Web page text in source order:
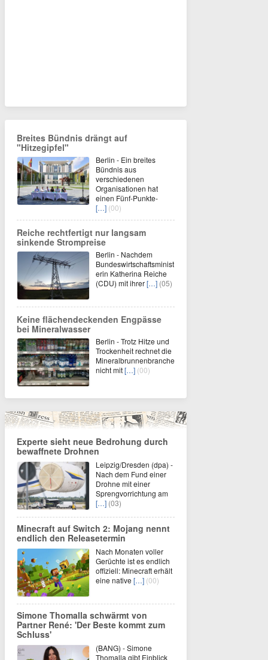
Breites Bündnis drängt auf
"Hitzegipfel"
Berlin - Ein breites
Bündnis aus
verschiedenen
Organisationen hat
einen Fünf-Punkte-
[…] (00)
Reiche rechtfertigt nur langsam
sinkende Strompreise
Berlin - Nachdem
Bundeswirtschaftsminist
erin Katherina Reiche
(CDU) mit ihrer[…] (05)
Keine flächendeckenden Engpässe
bei Mineralwasser
Berlin - Trotz Hitze und
Trockenheit rechnet die
Mineralbrunnenbranche
nicht mit[…] (00)
Experte sieht neue Bedrohung durch
bewaffnete Drohnen
Leipzig/Dresden (dpa) -
Nach dem Fund einer
Drohne mit einer
Sprengvorrichtung am
[…] (03)
Minecraft auf Switch 2: Mojang nennt
endlich den Releasetermin
Nach Monaten voller
Gerüchte ist es endlich
offiziell: Minecraft erhält
eine native […] (00)
Simone Thomalla schwärmt von
Partner René: 'Der Beste kommt zum
Schluss'
(BANG) - Simone
Thomalla gibt Einblick